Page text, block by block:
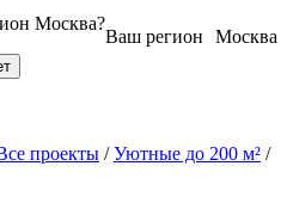
Москва
Ваш регион
Москва?
проекты /Уютные до 200 м² /